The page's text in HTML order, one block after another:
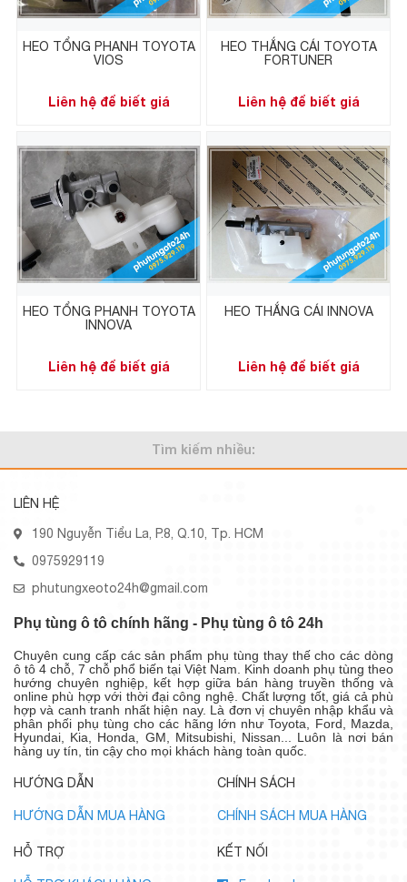
HEO TỔNG PHANH TOYOTA
VIOS
Liên hệ để biết giá
HEO THẮNG CÁI TOYOTA
FORTUNER
Liên hệ để biết giá
HEO TỔNG PHANH TOYOTA
INNOVA
Liên hệ để biết giá
HEO THẮNG CÁI INNOVA
Liên hệ để biết giá
Tìm kiếm nhiều:
LIÊN HỆ
190 Nguyễn Tiểu La, P.8, Q.10, Tp. HCM
0975929119
phutungxeoto24h@gmail.com
Phụ tùng ô tô chính hãng - Phụ tùng ô tô 24h
Chuyên cung cấp các sản phẩm phụ tùng thay thế cho các dòng
ô tô 4 chỗ, 7 chỗ phổ biến tại Việt Nam. Kinh doanh phụ tùng theo
hướng chuyên nghiệp, kết hợp giữa bán hàng truyền thống và
online phù hợp với thời đại công nghệ. Chất lượng tốt, giá cả phù
hợp và canh tranh nhất hiện nay. Là đơn vị chuyên nhập khẩu và
phân phối phụ tùng cho các hãng lớn như Toyota, Ford, Mazda,
Hyundai, Kia, Honda, GM, Mitsubishi, Nissan... Luôn là nơi bán
hàng uy tín, tin cậy cho mọi khách hàng toàn quốc.
HƯỚNG DẪN
HƯỚNG DẪN MUA HÀNG
CHÍNH SÁCH
CHÍNH SÁCH MUA HÀNG
HỖ TRỢ KẾT NỐI